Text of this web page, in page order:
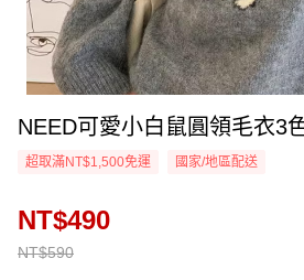
NEED可愛小白鼠圓領毛衣3
超取滿NT$1,500免運 國家/地區配送
NT$590
NT$490